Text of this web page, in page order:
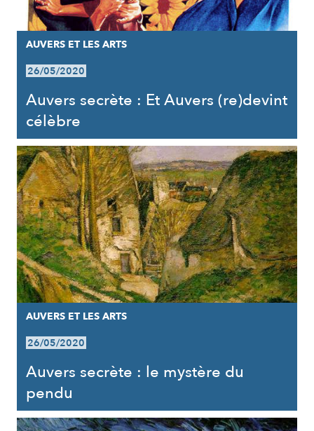
AUVERS ET LES ARTS
26/05/2020
Auvers secrète : Et Auvers (re)devint
célèbre
AUVERS ET LES ARTS
26/05/2020
Auvers secrète : le mystère du
pendu